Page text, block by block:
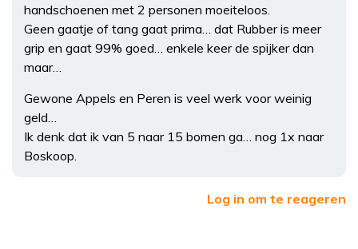
handschoenen met 2 personen moeiteloos.
Geen gaatje of tang gaat prima… dat Rubber is meer
grip en gaat 99% goed… enkele keer de spijker dan
maar…
Gewone Appels en Peren is veel werk voor weinig
geld…
Ik denk dat ik van 5 naar 15 bomen ga… nog 1x naar
Boskoop.
Log in om te reageren